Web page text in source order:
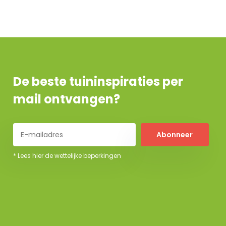
De beste tuininspiraties per
mail ontvangen?
Abonneer
* Lees hier de wettelijke beperkingen